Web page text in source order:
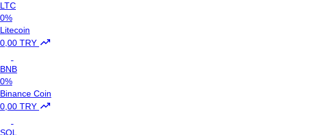
LTC
0%
Litecoin
0,00 TRY
BNB
0%
Binance Coin
0,00 TRY
SOL